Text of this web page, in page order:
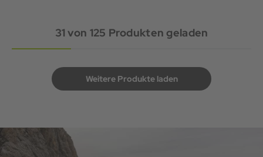
31 von 125 Produkten geladen
Weitere Produkte laden